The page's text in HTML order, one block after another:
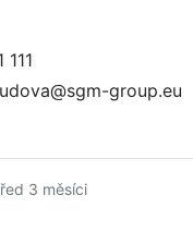
group.eu
3 měsíci